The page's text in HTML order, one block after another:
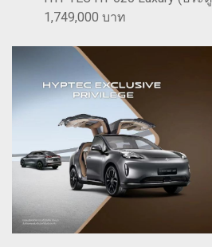
1,749,000 บาท